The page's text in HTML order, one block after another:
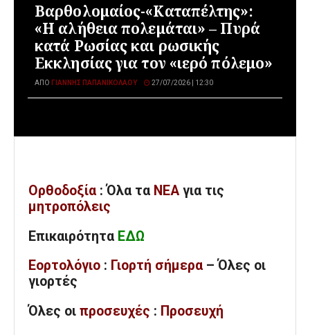
Βαρθολομαίος-«Καταπέλτης»:
«Η αλήθεια πολεμάται» – Πυρά
κατά Ρωσίας και ρωσικής
Εκκλησίας για τον «ιερό πόλεμο»
ΑΠΌ ΓΙΆΝΝΗΣ ΠΑΠΑΝΙΚΟΛΆΟΥ 27/07/2026 | 12:30
Ορθοδοξία : Όλα τα ΝΕΑ για τις
μητροπόλεις
Επικαιρότητα ΕΔΩ
Εορτολόγιο : Γιορτή σήμερα – Όλες οι
γιορτές
Όλες οι προσευχές : Προσευχή